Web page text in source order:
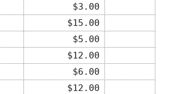
$3.00
$15.00
$5.00
$12.00
$6.00
$12.00